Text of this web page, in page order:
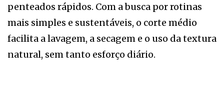
penteados rápidos. Com a busca por rotinas
mais simples e sustentáveis, o corte médio
facilita a lavagem, a secagem e o uso da textura
natural, sem tanto esforço diário.